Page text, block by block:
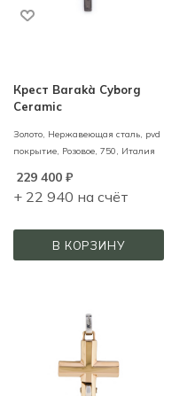
Крест Barakà Cyborg
Ceramic
Золото, Нержавеющая сталь, pvd
покрытие, Розовое, 750, Италия
229 400₽
+ 22 940 на счёт
В КОРЗИНУ